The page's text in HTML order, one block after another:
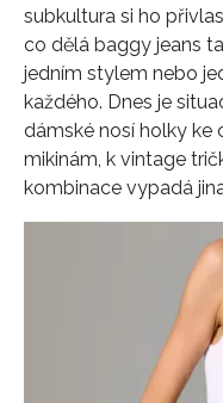
subkultura si ho
co dělá baggy jeans
jedním stylem nebo
každého. Dnes je
dámské nosí holky ke
mikinám, k vintage
kombinace vypadá